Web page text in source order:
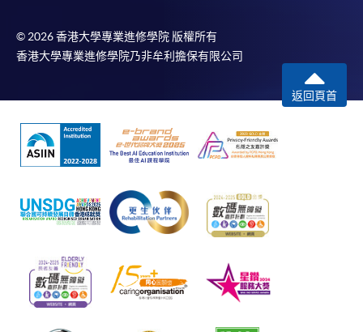
© 2026 香港大學專業進修學院 版權所有
香港大學專業進修學院乃非牟利擔保有限公司
返回頁首